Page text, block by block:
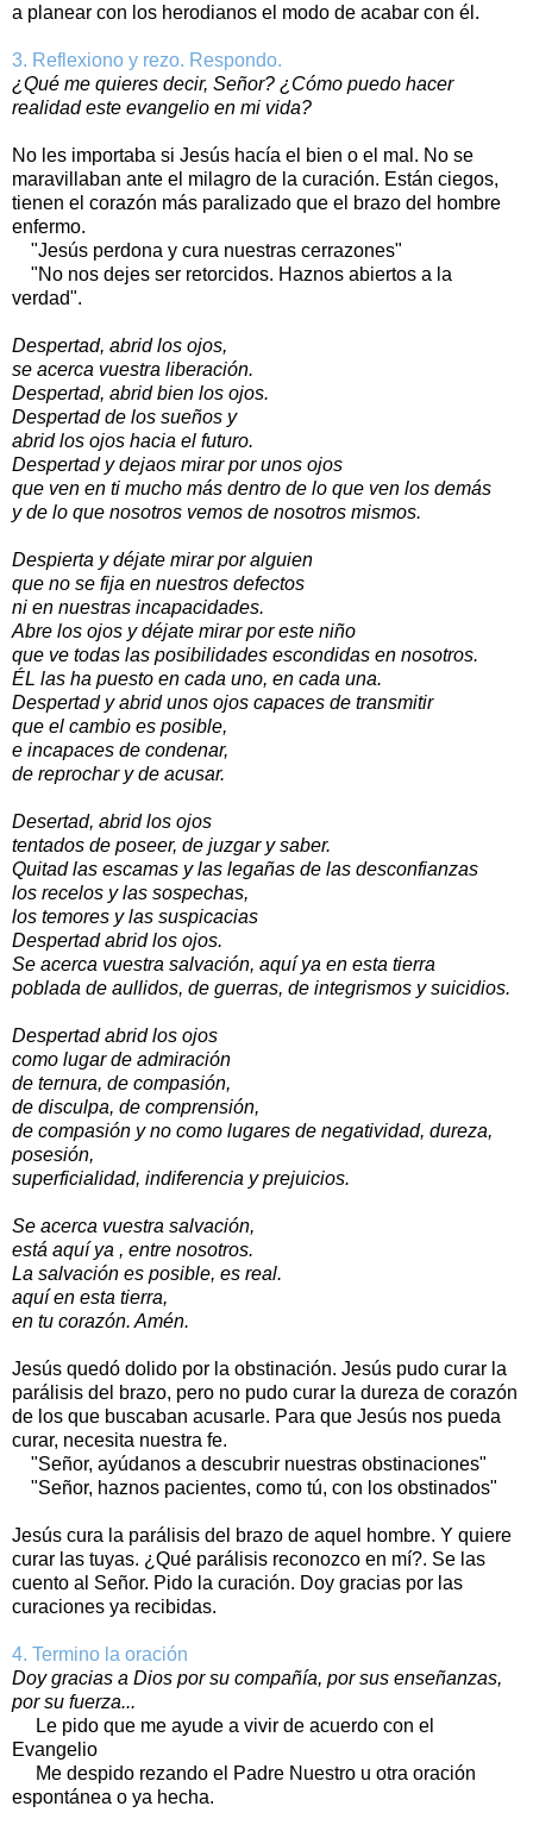
a planear con los herodianos el modo de acabar con él.
3. Reflexiono y rezo. Respondo.
¿Qué me quieres decir, Señor? ¿Cómo puedo hacer
realidad este evangelio en mi vida?
No les importaba si Jesús hacía el bien o el mal. No se
maravillaban ante el milagro de la curación. Están ciegos,
tienen el corazón más paralizado que el brazo del hombre
enfermo.
"Jesús perdona y cura nuestras cerrazones"
"No nos dejes ser retorcidos. Haznos abiertos a la
verdad".
Despertad, abrid los ojos,
se acerca vuestra liberación.
Despertad, abrid bien los ojos.
Despertad de los sueños y
abrid los ojos hacia el futuro.
Despertad y dejaos mirar por unos ojos
que ven en ti mucho más dentro de lo que ven los demás
y de lo que nosotros vemos de nosotros mismos.
Despierta y déjate mirar por alguien
que no se fija en nuestros defectos
ni en nuestras incapacidades.
Abre los ojos y déjate mirar por este niño
que ve todas las posibilidades escondidas en nosotros.
ÉL las ha puesto en cada uno, en cada una.
Despertad y abrid unos ojos capaces de transmitir
que el cambio es posible,
e incapaces de condenar,
de reprochar y de acusar.
Desertad, abrid los ojos
tentados de poseer, de juzgar y saber.
Quitad las escamas y las legañas de las desconfianzas
los recelos y las sospechas,
los temores y las suspicacias
Despertad abrid los ojos.
Se acerca vuestra salvación, aquí ya en esta tierra
poblada de aullidos, de guerras, de integrismos y suicidios.
Despertad abrid los ojos
como lugar de admiración
de ternura, de compasión,
de disculpa, de comprensión,
de compasión y no como lugares de negatividad, dureza,
posesión,
superficialidad, indiferencia y prejuicios.
Se acerca vuestra salvación,
está aquí ya , entre nosotros.
La salvación es posible, es real.
aquí en esta tierra,
en tu corazón. Amén.
Jesús quedó dolido por la obstinación. Jesús pudo curar la
parálisis del brazo, pero no pudo curar la dureza de corazón
de los que buscaban acusarle. Para que Jesús nos pueda
curar, necesita nuestra fe.
"Señor, ayúdanos a descubrir nuestras obstinaciones"
"Señor, haznos pacientes, como tú, con los obstinados"
Jesús cura la parálisis del brazo de aquel hombre. Y quiere
curar las tuyas. ¿Qué parálisis reconozco en mí?. Se las
cuento al Señor. Pido la curación. Doy gracias por las
curaciones ya recibidas.
4. Termino la oración
Doy gracias a Dios por su compañía, por sus enseñanzas,
por su fuerza...
Le pido que me ayude a vivir de acuerdo con el
Evangelio
Me despido rezando el Padre Nuestro u otra oración
espontánea o ya hecha.